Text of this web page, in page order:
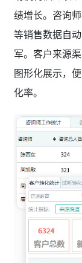
绩增长。咨询
等销售数据自
军。客户来源
图形化展示，
化率。